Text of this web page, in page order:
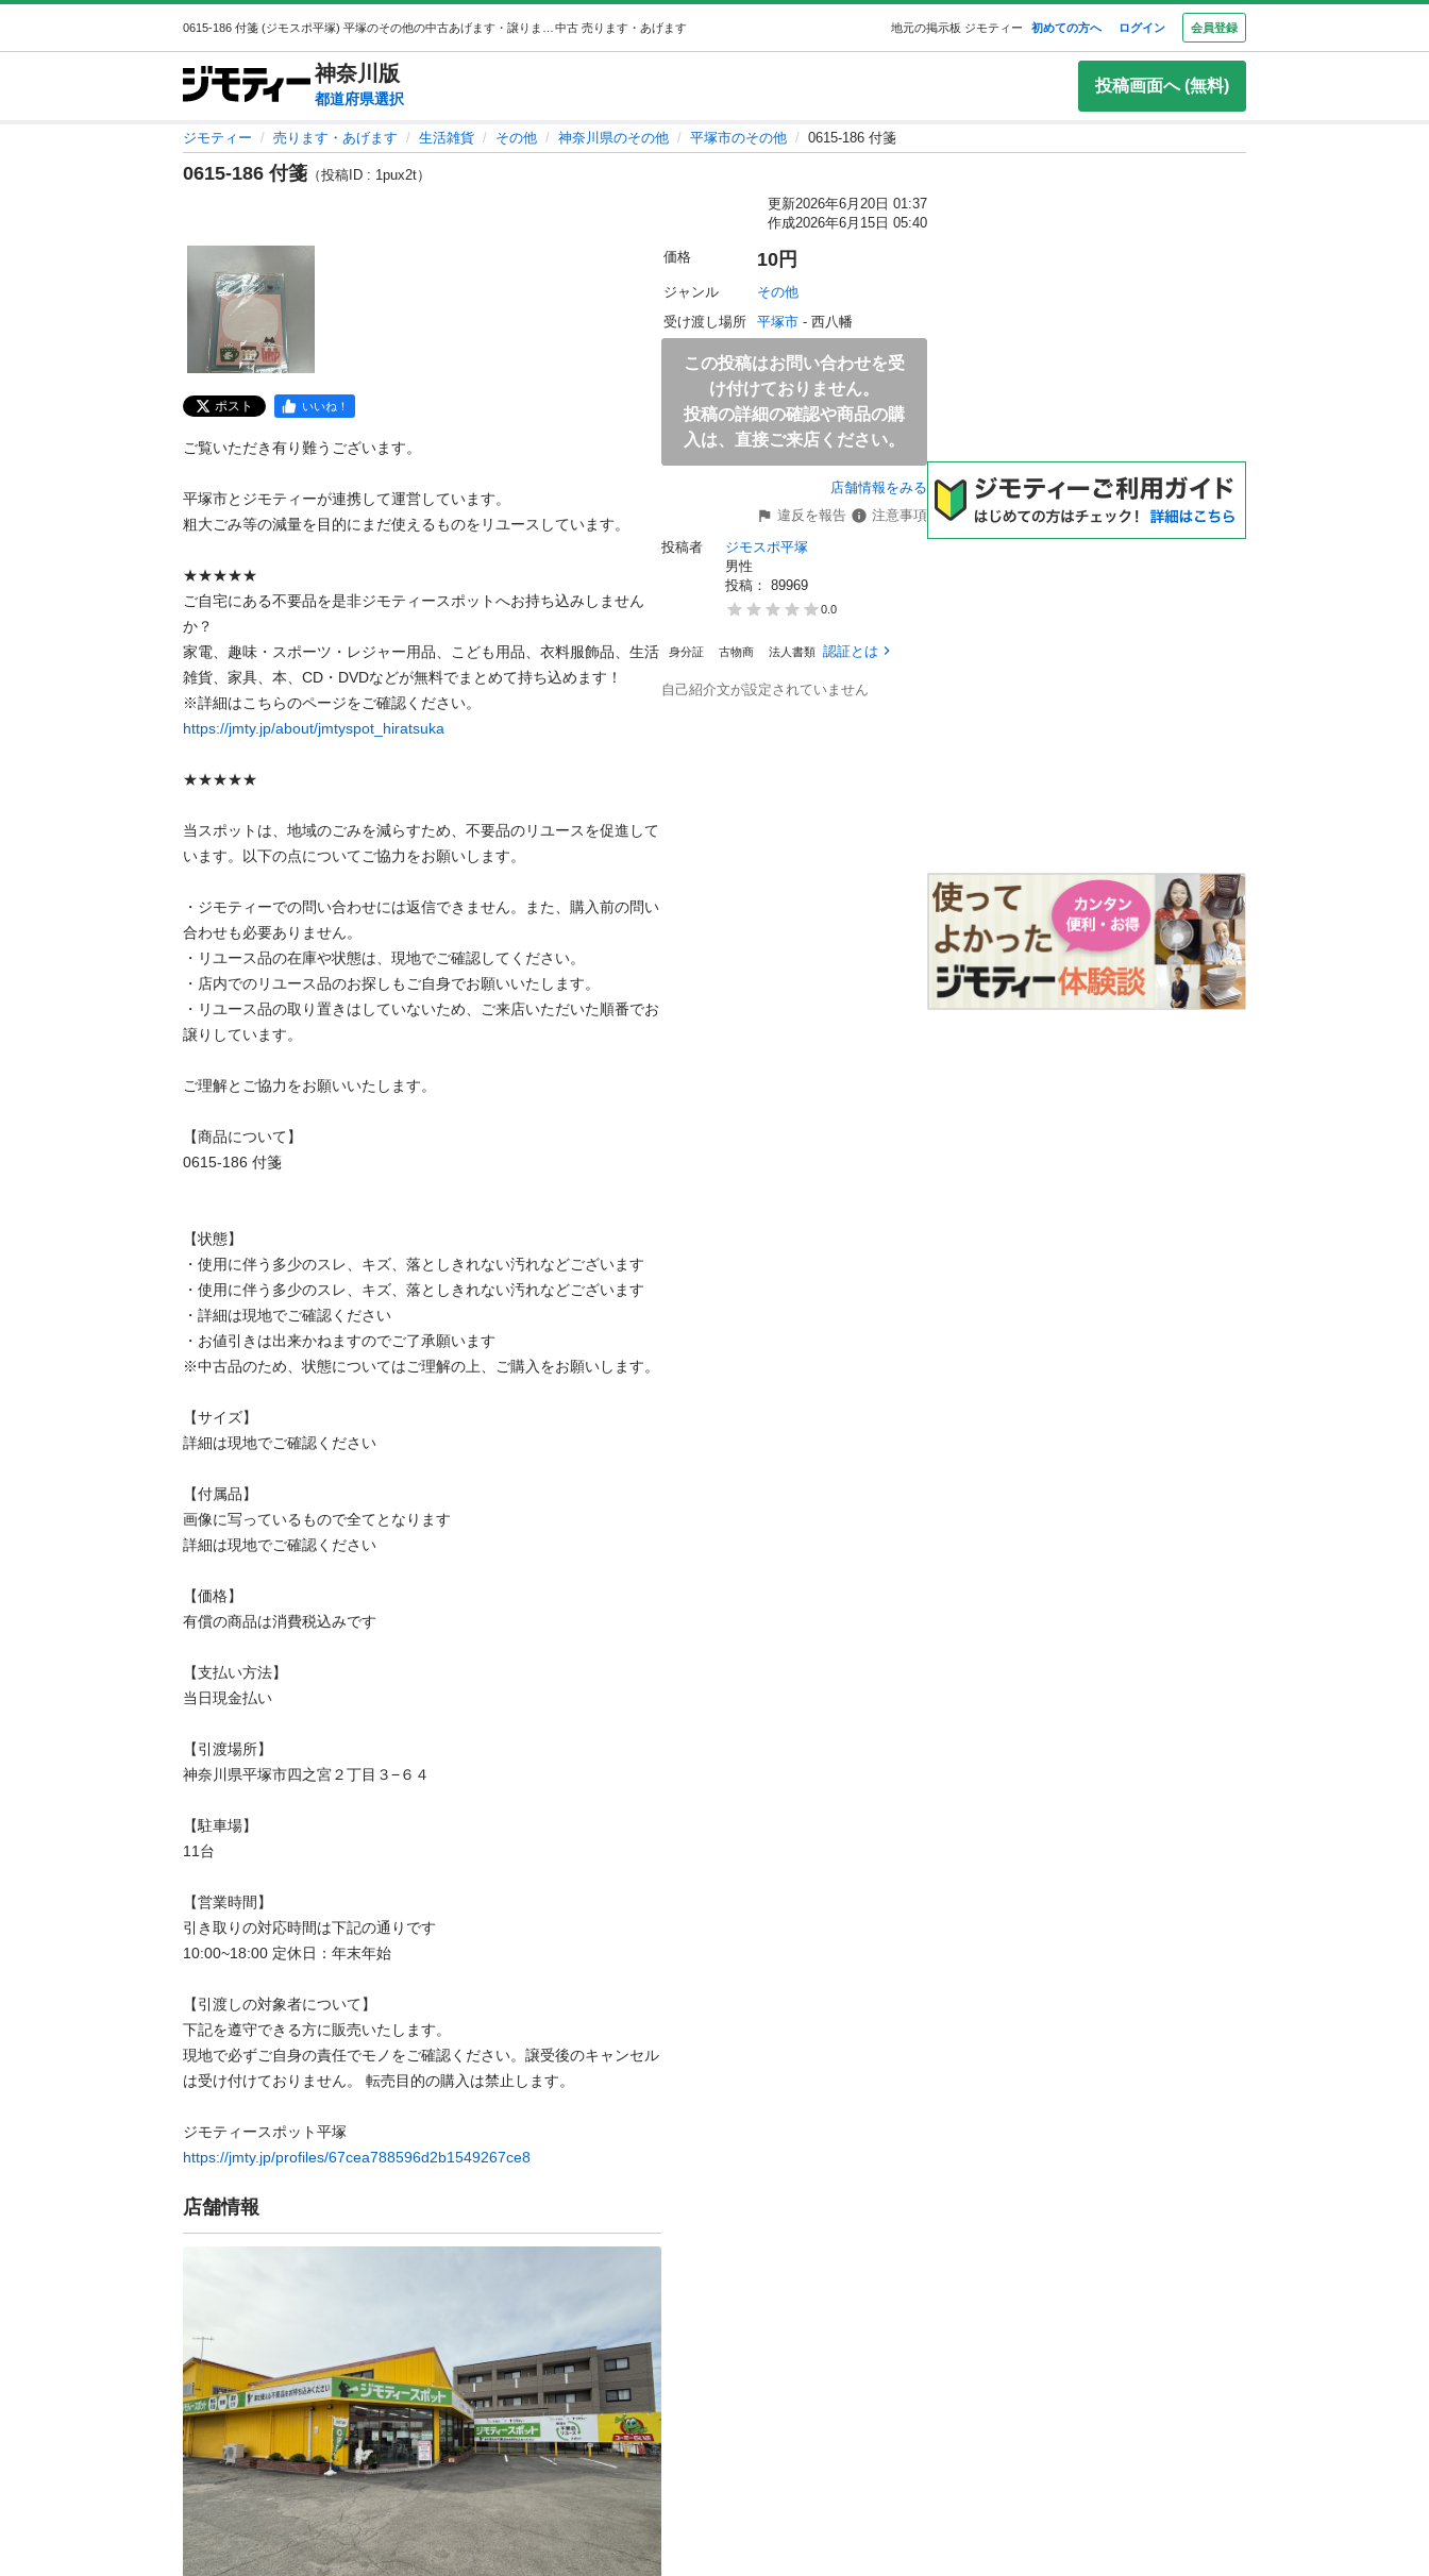
中古 売ります・あげます 地元の掲示板 ジモティー 初めての方へ ログイン 会員登録
神奈川 版
都道府県選択
投稿画面へ (無料)
ジモティー 売ります・あげます 生活雑貨 その他 神奈川県のその他 平塚市のその他 0615-186 付箋
0615-186 付箋 （投稿ID : 1pux2t）
更新2026年6月20日 01:37
作成2026年6月15日 05:40
ポスト いいね！
ご覧いただき有り難うございます。
平塚市とジモティーが連携して運営しています。
粗⼤ごみ等の減量を⽬的にまだ使えるものをリユースしています。
★★★★★
ご自宅にある不要品を是非ジモティースポットへお持ち込みしません
か？
家電、趣味・スポーツ・レジャー用品、こども用品、衣料服飾品、生活
雑貨、家具、本、CD・DVDなどが無料でまとめて持ち込めます！
https://jmty.jp/about/jmtyspot_hiratsuka
★★★★★
当スポットは、地域のごみを減らすため、不要品のリユースを促進して
います。以下の点についてご協力をお願いします。
・ジモティーでの問い合わせには返信できません。また、購入前の問い
合わせも必要ありません。
・リユース品の在庫や状態は、現地でご確認してください。
・店内でのリユース品のお探しもご自身でお願いいたします。
・リユース品の取り置きはしていないため、ご来店いただいた順番でお
譲りしています。
ご理解とご協力をお願いいたします。
【商品について】
0615-186 付箋
【状態】
・使用に伴う多少のスレ、キズ、落としきれない汚れなどございます
・使用に伴う多少のスレ、キズ、落としきれない汚れなどございます
・詳細は現地でご確認ください
・お値引きは出来かねますのでご了承願います
※中古品のため、状態についてはご理解の上、ご購入をお願いします。
【サイズ】
詳細は現地でご確認ください
【付属品】
画像に写っているもので全てとなります
詳細は現地でご確認ください
【価格】
有償の商品は消費税込みです
【⽀払い⽅法】
当⽇現⾦払い
【引渡場所】
神奈川県平塚市四之宮２丁目３−６４
【駐⾞場】
11台
【営業時間】
引き取りの対応時間は下記の通りです
10:00~18:00 定休日：年末年始
【引渡しの対象者について】
下記を遵守できる⽅に販売いたします。
現地で必ずご⾃⾝の責任でモノをご確認ください。譲受後のキャンセル
は受け付けておりません。 転売⽬的の購⼊は禁⽌します。
https://jmty.jp/profiles/67cea788596d2b1549267ce8
店舗情報
価格 10円
ジャンル
その他
受け渡し場所
平塚市 - 西八幡
この投稿はお問い合わせを受
け付けておりません。
投稿の詳細の確認や商品の購
入は、直接ご来店ください。
店舗情報をみる
違反を報告
注意事項
投稿者
ジモスポ平塚
男性
投稿： 89969
0.0
身分証 古物商 法人書類 認証とは
自己紹介文が設定されていません